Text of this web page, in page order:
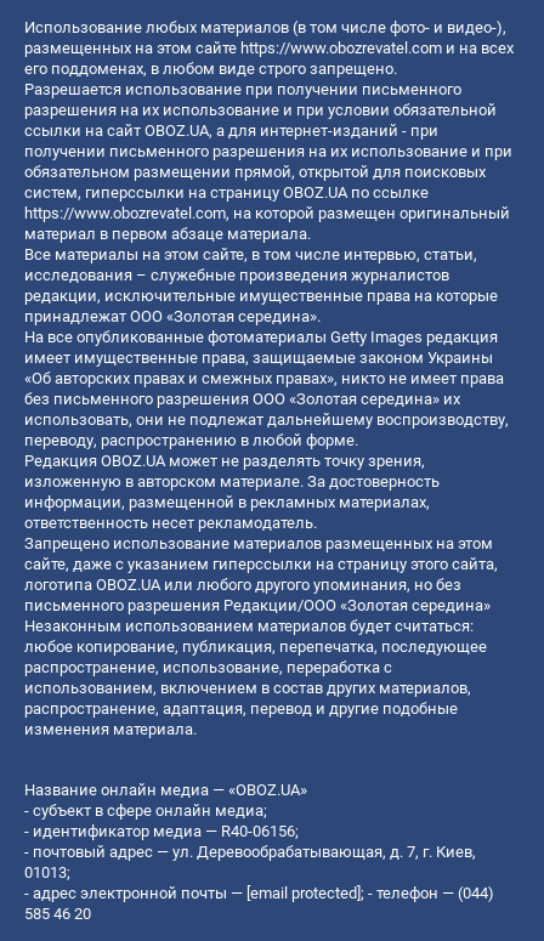
Использование любых материалов (в том числе фото- и видео-),
размещенных на этом сайте https://www.obozrevatel.com и на всех
его поддоменах, в любом виде строго запрещено.
Разрешается использование при получении письменного
разрешения на их использование и при условии обязательной
ссылки на сайт OBOZ.UA, а для интернет-изданий - при
получении письменного разрешения на их использование и при
обязательном размещении прямой, открытой для поисковых
систем, гиперссылки на страницу OBOZ.UA по ссылке
https://www.obozrevatel.com, на которой размещен оригинальный
материал в первом абзаце материала.
Все материалы на этом сайте, в том числе интервью, статьи,
исследования – служебные произведения журналистов
редакции, исключительные имущественные права на которые
принадлежат ООО «Золотая середина».
На все опубликованные фотоматериалы Getty Images редакция
имеет имущественные права, защищаемые законом Украины
«Об авторских правах и смежных правах», никто не имеет права
без письменного разрешения ООО «Золотая середина» их
использовать, они не подлежат дальнейшему воспроизводству,
переводу, распространению в любой форме.
Редакция OBOZ.UA может не разделять точку зрения,
изложенную в авторском материале. За достоверность
информации, размещенной в рекламных материалах,
ответственность несет рекламодатель.
Запрещено использование материалов размещенных на этом
сайте, даже с указанием гиперссылки на страницу этого сайта,
логотипа OBOZ.UA или любого другого упоминания, но без
письменного разрешения Редакции/ООО «Золотая середина»
Незаконным использованием материалов будет считаться:
любое копирование, публикация, перепечатка, последующее
распространение, использование, переработка с
использованием, включением в состав других материалов,
распространение, адаптация, перевод и другие подобные
изменения материала.
Название онлайн медиа — «OBOZ.UA»
- субъект в сфере онлайн медиа;
- идентификатор медиа — R40-06156;
- почтовый адрес — ул. Деревообрабатывающая, д. 7, г. Киев,
01013;
- адрес электронной почты — [email protected]; - телефон — (044)
585 46 20